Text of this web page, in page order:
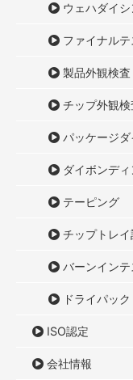
ウェハダイ
ファイナルテ
製品外観検査
チップ外観検
パッケージ
ダイボンデ
テーピング
チップトレイ
バーンインテ
ドライパック
ISO認定
会社情報